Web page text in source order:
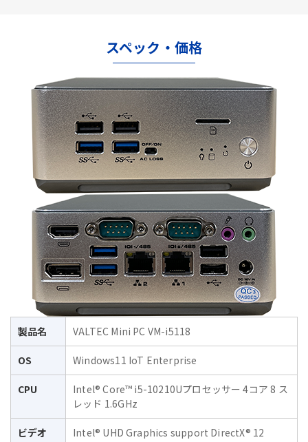
スペック・価格
製品名 VALTEC Mini PC VM-i5118
OS Windows11 IoT Enterprise
CPU
Intel® Core™ i5-10210Uプロセッサー 4コア 8 ス
レッド 1.6GHz
ビデオ
Intel® UHD Graphics support DirectX® 12